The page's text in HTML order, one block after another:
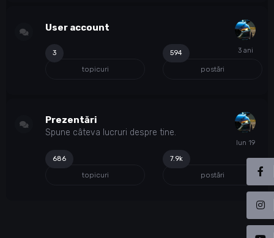
User account
3
topicuri
594
postări
Prezentări
Spune câteva lucruri despre tine.
686
topicuri
7.9k
postări